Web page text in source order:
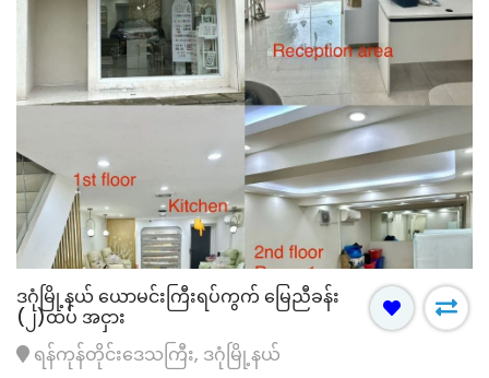
ဒဂုံမြို့နယ် ယောမင်းကြီးရပ်ကွက် မြေညီခန်း
(၂)ထပ် အငှား
ရန်ကုန်တိုင်းဒေသကြီး, ဒဂုံမြို့နယ်